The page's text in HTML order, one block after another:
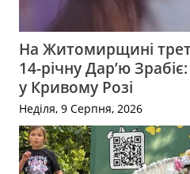
На Житомирщині
14-річну Дар’ю
у Кривому Розі
Неділя, 9 Серпня, 2026